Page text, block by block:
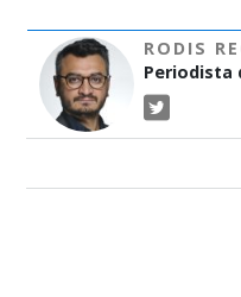
RODIS
Periodista